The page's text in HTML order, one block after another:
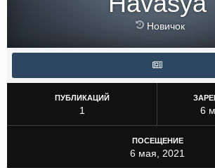
Новичок
ПУБЛИКАЦИЙ
1 6
ПОСЕЩЕНИЕ
6 мая, 2021